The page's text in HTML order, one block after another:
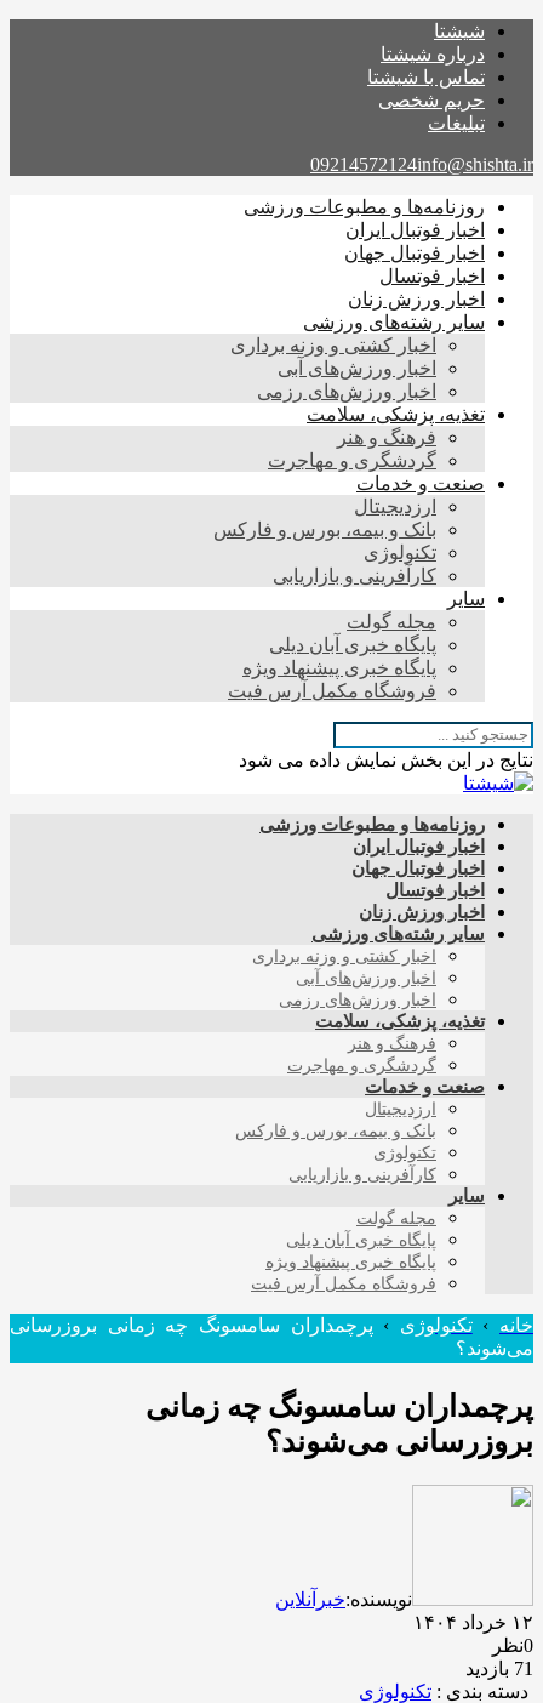
شیشتا
درباره شیشتا
تماس با شیشتا
حریم شخصی
تبلیغات
09214572124info@shishta.ir
روزنامه‌ها و مطبوعات ورزشی
اخبار فوتبال ایران
اخبار فوتبال جهان
اخبار فوتسال
اخبار ورزش زنان
سایر رشته‌های ورزشی
اخبار کشتی و وزنه برداری
اخبار ورزش‌های آبی
اخبار ورزش‌های رزمی
تغذیه، پزشکی، سلامت
فرهنگ و هنر
گردشگری و مهاجرت
صنعت و خدمات
ارزدیجیتال
بانک و بیمه، بورس و فارکس
تکنولوژی
کارآفرینی و بازاریابی
سایر
مجله گولت
پایگاه خبری آبان دیلی
پایگاه خبری پیشنهاد ویژه
فروشگاه مکمل آرس فیت
نتایج در این بخش نمایش داده می شود
روزنامه‌ها و مطبوعات ورزشی
اخبار فوتبال ایران
اخبار فوتبال جهان
اخبار فوتسال
اخبار ورزش زنان
سایر رشته‌های ورزشی
اخبار کشتی و وزنه برداری
اخبار ورزش‌های آبی
اخبار ورزش‌های رزمی
تغذیه، پزشکی، سلامت
فرهنگ و هنر
گردشگری و مهاجرت
صنعت و خدمات
ارزدیجیتال
بانک و بیمه، بورس و فارکس
تکنولوژی
کارآفرینی و بازاریابی
سایر
مجله گولت
پایگاه خبری آبان دیلی
پایگاه خبری پیشنهاد ویژه
فروشگاه مکمل آرس فیت
خانه ›تکنولوژی › پرچمداران سامسونگ چه زمانی بروزرسانی
می‌شوند؟
پرچمداران سامسونگ چه زمانی
بروزرسانی می‌شوند؟
نویسنده:خبرآنلاین
۱۲ خرداد ۱۴۰۴
0نظر
71 بازدید
دسته بندی : تکنولوژی